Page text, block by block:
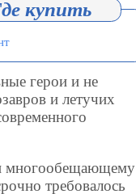
герои и не
и летучих
многообещающему
требовалось